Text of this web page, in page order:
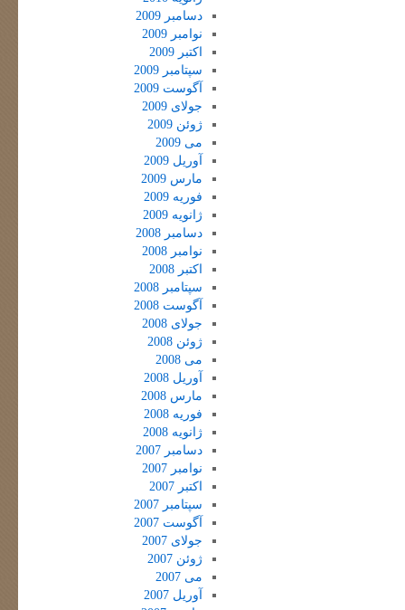
دسامبر 2009
نوامبر 2009
اکتبر 2009
سپتامبر 2009
آگوست 2009
جولای 2009
ژوئن 2009
می 2009
آوریل 2009
مارس 2009
فوریه 2009
ژانویه 2009
دسامبر 2008
نوامبر 2008
اکتبر 2008
سپتامبر 2008
آگوست 2008
جولای 2008
ژوئن 2008
می 2008
آوریل 2008
مارس 2008
فوریه 2008
ژانویه 2008
دسامبر 2007
نوامبر 2007
اکتبر 2007
سپتامبر 2007
آگوست 2007
جولای 2007
ژوئن 2007
می 2007
آوریل 2007